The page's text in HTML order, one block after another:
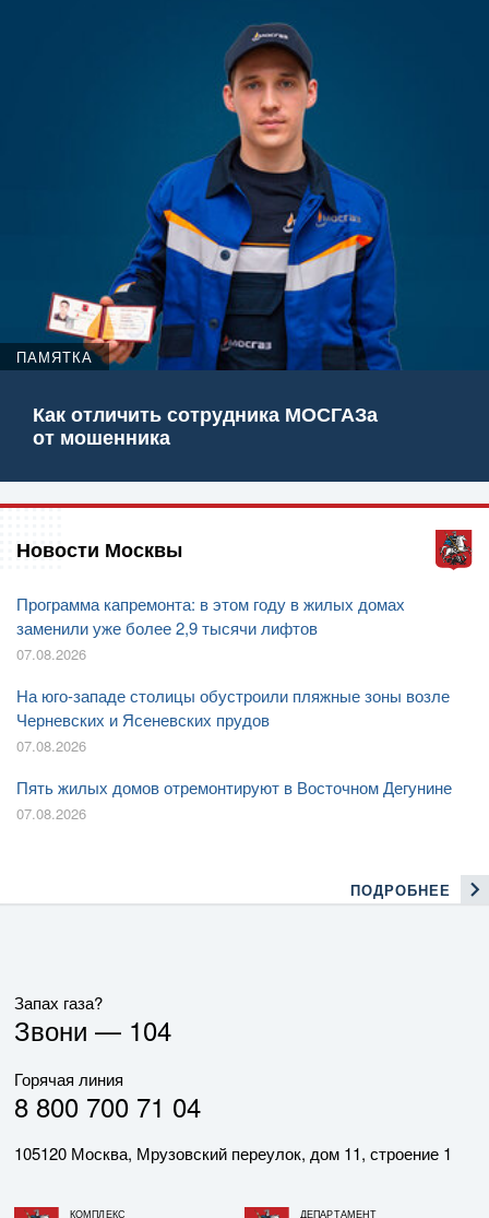
ПАМЯТКА
Как отличить сотрудника МОСГАЗа
от мошенника
Новости Москвы
Программа капремонта: в этом году в жилых домах
заменили уже более 2,9 тысячи лифтов
07.08.2026
На юго-западе столицы обустроили пляжные зоны возле
Черневских и Ясеневских прудов
07.08.2026
Пять жилых домов отремонтируют в Восточном Дегунине
07.08.2026
ПОДРОБНЕЕ
Запах газа?
Звони — 104
Горячая линия
8 800 700 71 04
105120 Москва, Мрузовский переулок, дом 11, строение 1
КОМПЛЕКС ДЕПАРТАМЕНТ